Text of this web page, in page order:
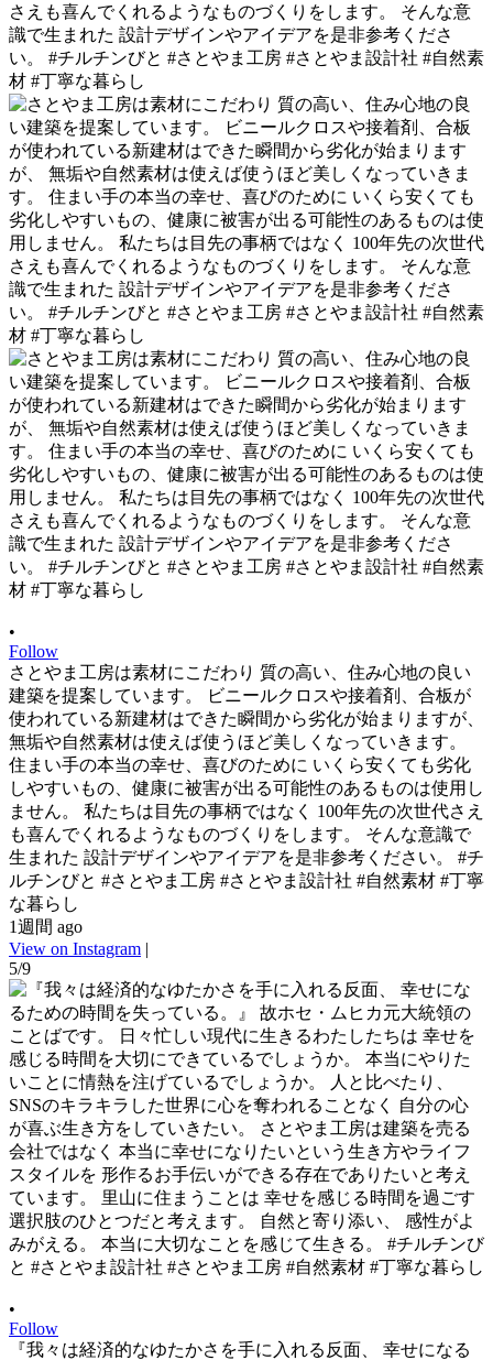
•
Follow
さとやま工房は素材にこだわり 質の高い、住み心地の良い
建築を提案しています。 ビニールクロスや接着剤、合板が
使われている新建材はできた瞬間から劣化が始まりますが、
無垢や自然素材は使えば使うほど美しくなっていきます。
住まい手の本当の幸せ、喜びのために いくら安くても劣化
しやすいもの、健康に被害が出る可能性のあるものは使用し
ません。 私たちは目先の事柄ではなく 100年先の次世代さえ
も喜んでくれるようなものづくりをします。 そんな意識で
生まれた 設計デザインやアイデアを是非参考ください。 #チ
ルチンびと #さとやま工房 #さとやま設計社 #自然素材 #丁寧
な暮らし
1週間 ago
View on Instagram |
5/9
•
Follow
『我々は経済的なゆたかさを手に入れる反面、 幸せになる